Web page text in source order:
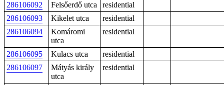
286106092 Felsőerdő utca
residential
286106093
Kikelet utca
residential
286106094
Komáromi
utca
residential
286106095 Kulacs utca
residential
286106097
Mátyás király
utca
residential